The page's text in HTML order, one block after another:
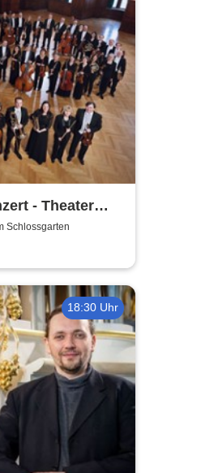
- Theater
Schlossgarten
18:30 Uhr